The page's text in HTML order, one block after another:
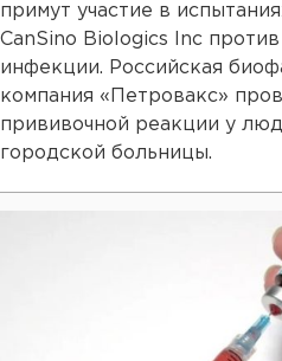
примут участие в
CanSino Biologics Inc
инфекции. Российская
компания «Петровакс»
прививочной реакции у
городской больницы.